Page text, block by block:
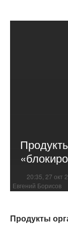
20:35, 27 окт
Евгений Борисов
Продукты